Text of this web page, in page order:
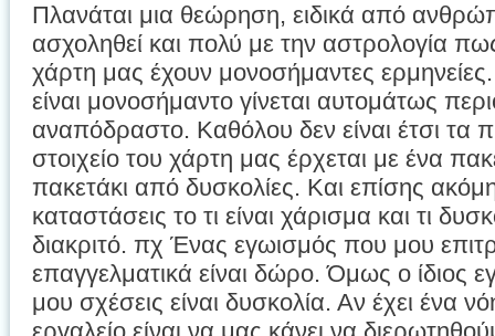
Πλανάται μια θεώρηση, ειδικά από
ασχοληθεί και πολύ με την αστρολογία
χάρτη μας έχουν μονοσήμαντες
είναι μονοσήμαντο γίνεται αυτομάτως
αναπόδραστο. Καθόλου δεν είναι έτσι
στοιχείο του χάρτη μας έρχεται με ένα
πακετάκι από δυσκολίες. Και επίσης
καταστάσεις το τι είναι χάρισμα και τι
διακριτό. πχ Ένας εγωισμός που μου
επαγγελματικά είναι δώρο. Όμως ο ίδιος
μου σχέσεις είναι δυσκολία. Αν έχει ένα